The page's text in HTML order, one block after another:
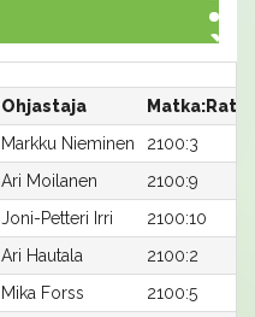
Ohjastaja
Matka:Rata
Markku Nieminen
2100:3
Ari Moilanen
2100:9
Joni-Petteri Irri
2100:10
Ari Hautala
2100:2
Mika Forss
2100:5